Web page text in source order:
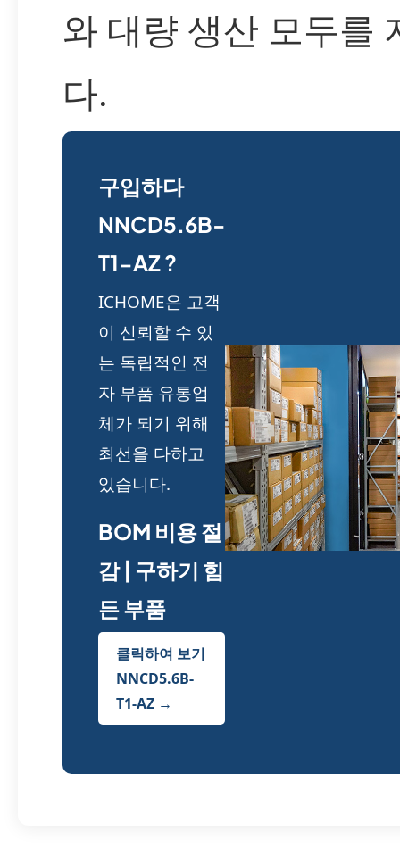
와 대량 생산 모두를
다.
구입하다
NNCD5.6B-
T1-AZ ?
ICHOME은 고객
이 신뢰할 수 있
는 독립적인 전
자 부품 유통업
체가 되기 위해
최선을 다하고
있습니다.
BOM 비용 절
감 | 구하기 힘
든 부품
클릭하여 보기
NNCD5.6B-
T1-AZ →